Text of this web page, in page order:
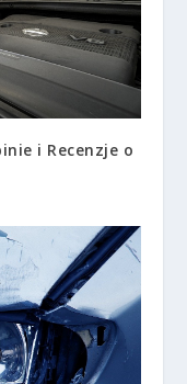
i Recenzje o